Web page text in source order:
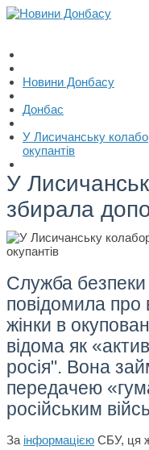
Новини Донбасу
Донбас
У Лисичанську
окупантів
У
збирала
Служба
повідомила про
жінки в
відома як
росія". Вона
передачею
російським
За інформацією СБУ, ця